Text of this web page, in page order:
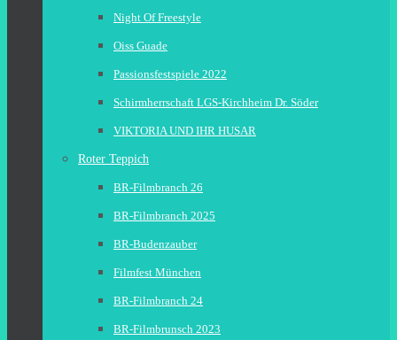
Night Of Freestyle
Oiss Guade
Passionsfestspiele 2022
Schirmherrschaft LGS-Kirchheim Dr. Söder
VIKTORIA UND IHR HUSAR
Roter Teppich
BR-Filmbranch 26
BR-Filmbranch 2025
BR-Budenzauber
Filmfest München
BR-Filmbranch 24
BR-Filmbrunsch 2023